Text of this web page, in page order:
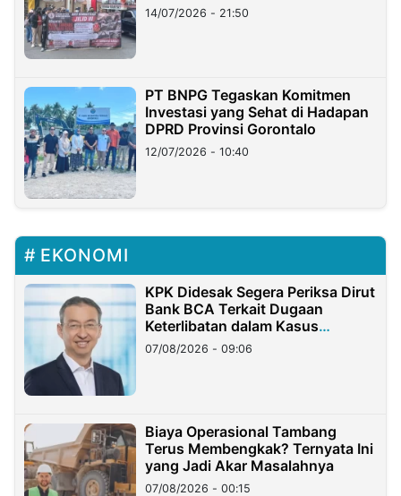
Lampung
14/07/2026 - 21:50
PT BNPG Tegaskan Komitmen
Investasi yang Sehat di Hadapan
DPRD Provinsi Gorontalo
12/07/2026 - 10:40
EKONOMI
KPK Didesak Segera Periksa Dirut
Bank BCA Terkait Dugaan
Keterlibatan dalam Kasus
Hilangnya Dana Nasabah Rp2,58
Miliar
07/08/2026 - 09:06
Biaya Operasional Tambang
Terus Membengkak? Ternyata Ini
yang Jadi Akar Masalahnya
07/08/2026 - 00:15